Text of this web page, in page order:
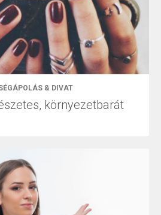
& DIVAT
környezetbarát